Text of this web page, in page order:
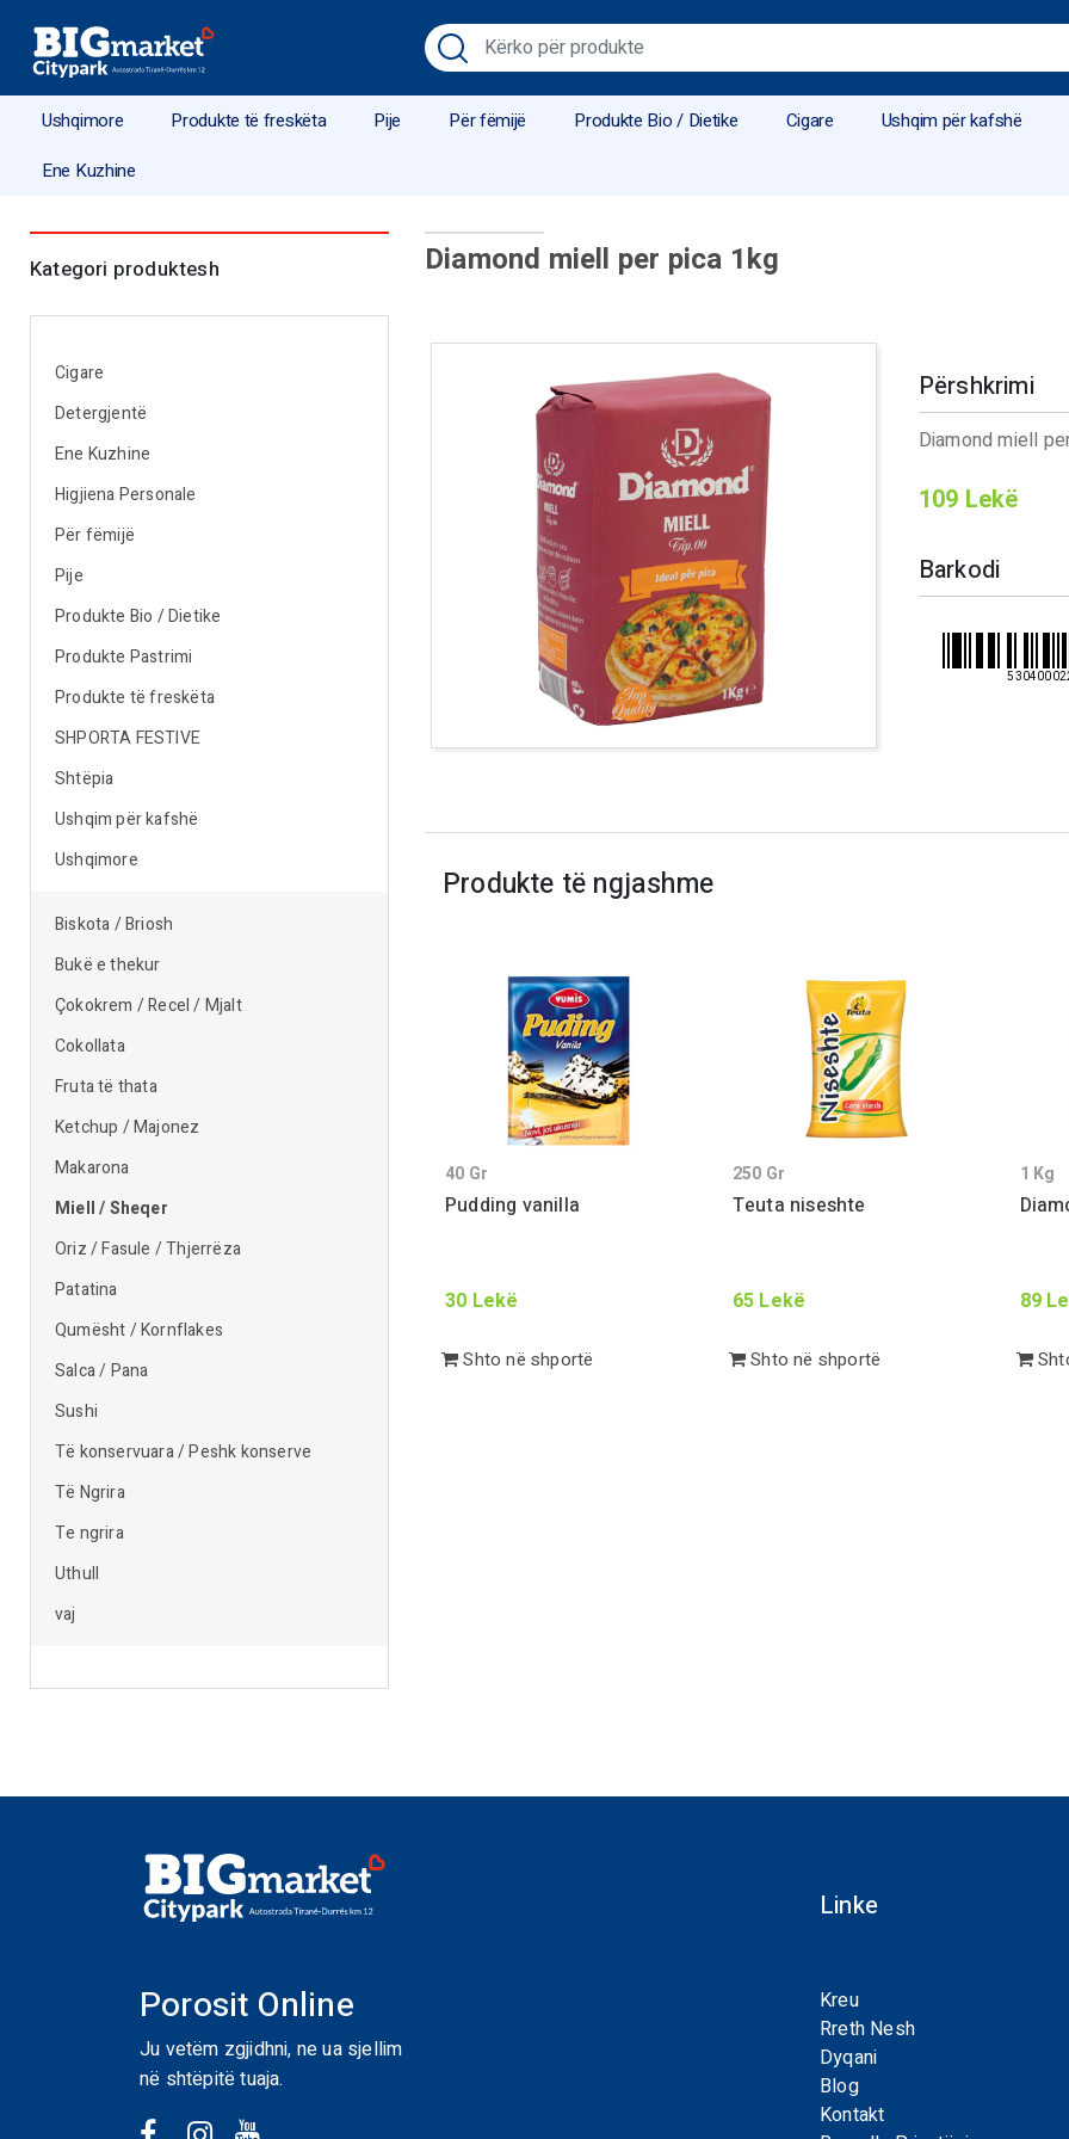
Ushqimore Produkte të freskëta Pije Për fëmijë Produkte Bio / Dietike Cigare Ushqim për kafshë
Ene Kuzhine
Kategori produktesh
Cigare
Detergjentë
Ene Kuzhine
Higjiena Personale
Për fëmijë
Pije
Produkte Bio / Dietike
Produkte Pastrimi
Produkte të freskëta
SHPORTA FESTIVE
Shtëpia
Ushqim për kafshë
Ushqimore
Biskota / Briosh
Bukë e thekur
Çokokrem / Recel / Mjalt
Cokollata
Fruta të thata
Ketchup / Majonez
Makarona
Miell / Sheqer
Oriz / Fasule / Thjerrëza
Patatina
Qumësht / Kornflakes
Salca / Pana
Sushi
Të konservuara / Peshk konserve
Të Ngrira
Te ngrira
Uthull
vaj
Diamond miell per pica 1kg
Përshkrimi
Diamond miell
109 Lekë
Barkodi
Produkte të ngjashme
Pudding vanilla
40 Gr
30 Lekë
Shto në shportë
Teuta niseshte
250 Gr
65 Lekë
Shto në shportë
1 Kg
89
Linke
Porosit Online
Ju vetëm zgjidhni, ne ua sjellim
në shtëpitë tuaja.
Kreu
Rreth Nesh
Dyqani
Blog
Kontakt